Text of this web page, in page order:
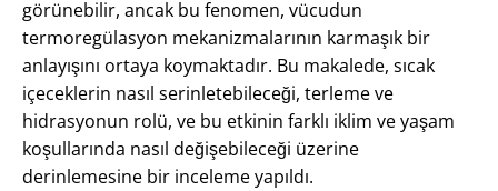
görünebilir, ancak bu fenomen, vücudun
termoregülasyon mekanizmalarının karmaşık bir
anlayışını ortaya koymaktadır. Bu makalede, sıcak
içeceklerin nasıl serinletebileceği, terleme ve
hidrasyonun rolü, ve bu etkinin farklı iklim ve yaşam
koşullarında nasıl değişebileceği üzerine
derinlemesine bir inceleme yapıldı.